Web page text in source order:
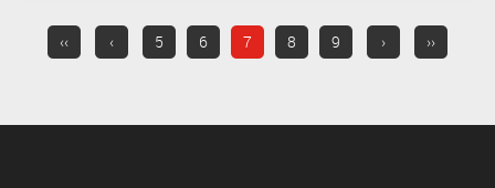
‹‹ ‹ 5 6 7 8 9 › ››